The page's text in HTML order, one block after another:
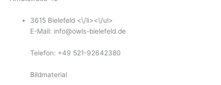
3615 Bielefeld <\/li><\/ul>
E-Mail: info@owls-bielefeld.de
Telefon: +49 521-92642380
Bildmaterial